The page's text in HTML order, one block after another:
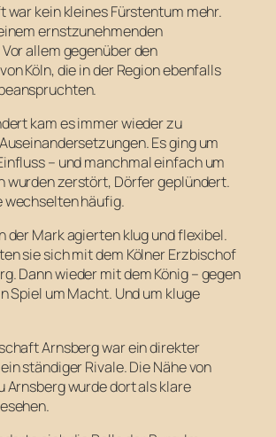
war kein kleines Fürstentum mehr.
ernstzunehmenden
allem gegenüber den
Köln, die in der Region ebenfalls
kam es immer wieder zu
Es ging um
– und manchmal einfach um
wurden zerstört, Dörfer geplündert.
wechselten häufig.
der Mark agierten klug und flexibel.
sie sich mit dem Kölner Erzbischof
Dann wieder mit dem König – gegen
Spiel um Macht. Und um kluge
Arnsberg war ein direkter
ständiger Rivale. Die Nähe von
Arnsberg wurde dort als klare